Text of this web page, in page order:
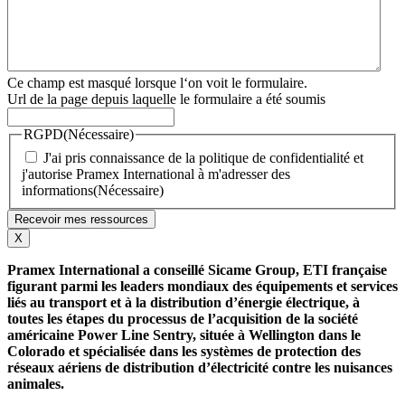
Ce champ est masqué lorsque l‘on voit le formulaire.
Url de la page depuis laquelle le formulaire a été soumis
RGPD(Nécessaire)
J'ai pris connaissance de la politique de confidentialité et
j'autorise Pramex International à m'adresser des
informations(Nécessaire)
X
Pramex International a conseillé Sicame Group, ETI française
figurant parmi les leaders mondiaux des équipements et services
liés au transport et à la distribution d’énergie électrique, à
toutes les étapes du processus de l’acquisition de la société
américaine Power Line Sentry, située à Wellington dans le
Colorado et spécialisée dans les systèmes de protection des
réseaux aériens de distribution d’électricité contre les nuisances
animales.